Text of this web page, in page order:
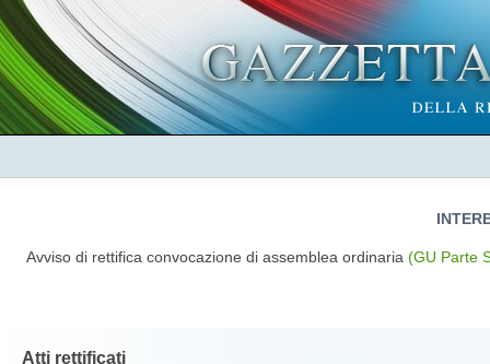
Avviso di rettifica convocazione di assemblea ordinaria (GU Parte
Atti rettificati